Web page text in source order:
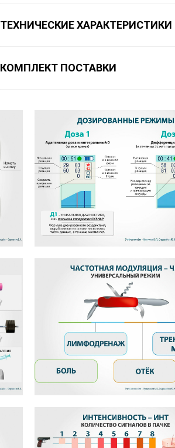
ТЕХНИЧЕСКИЕ ХАРАКТЕРИСТИКИ
КОМПЛЕКТ ПОСТАВКИ